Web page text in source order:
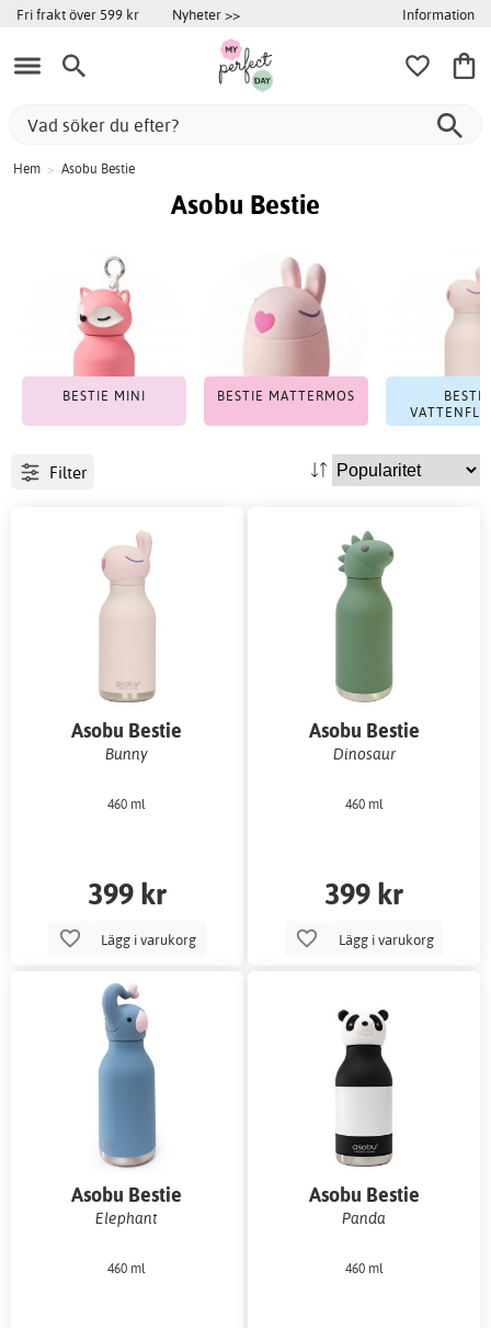
Fri frakt över 599 kr Nyheter >> Information
Hem > Asobu Bestie
Asobu Bestie
BESTIE MINI BESTIE MATTERMOS
BESTIE
Filter
Asobu Bestie
vattenflaska
Bunny
460 ml
399 kr
Lägg i varukorg
Asobu Bestie
vattenflaska
Dinosaur
460 ml
399 kr
Lägg i varukorg
Asobu Bestie
vattenflaska
Elephant
460 ml
Asobu Bestie
vattenflaska
Panda
460 ml